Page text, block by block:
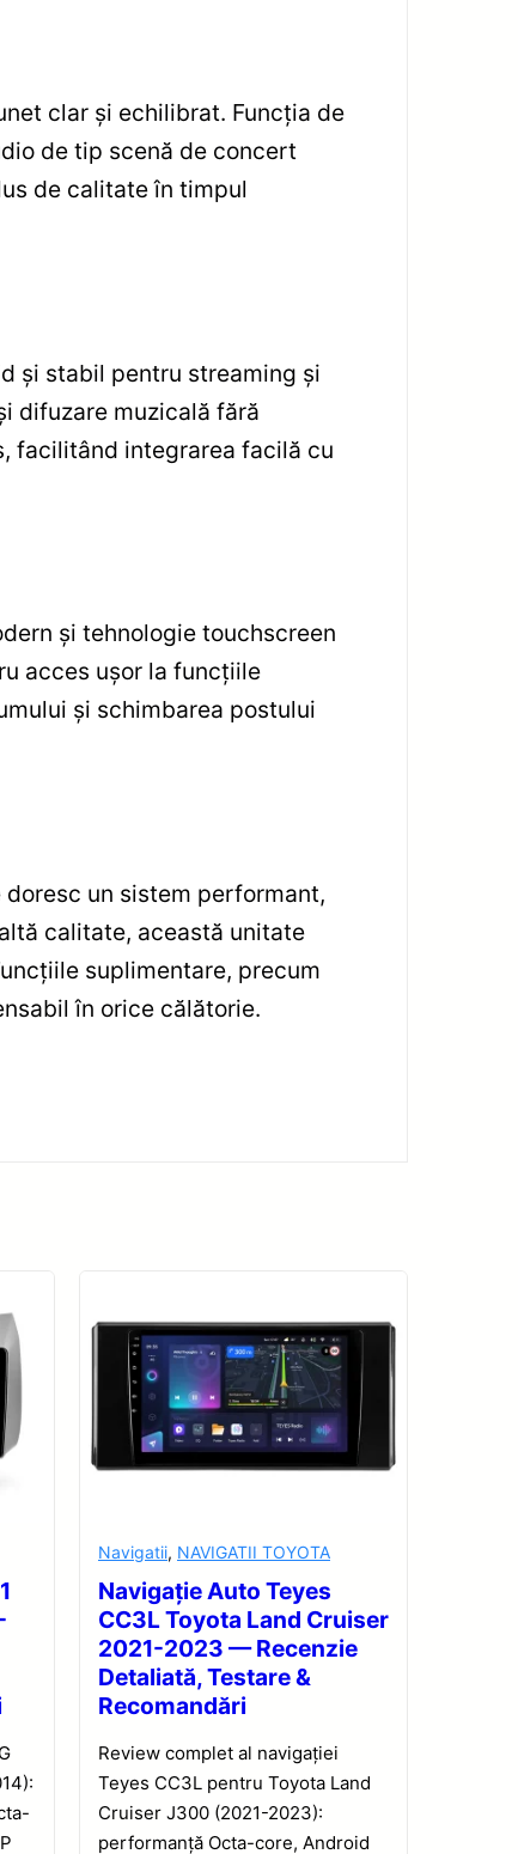
clar și echilibrat. Funcția de
de tip scenă de concert
de calitate în timpul
și stabil pentru streaming și
difuzare muzicală fără
facilitând integrarea facilă cu
și tehnologie touchscreen
acces ușor la funcțiile
și schimbarea postului
un sistem performant,
calitate, această unitate
suplimentare, precum
în orice călătorie.
Navigatii, NAVIGATII TOYOTA
Navigație Auto Teyes
CC3L Toyota Land Cruiser
2021-2023 — Recenzie
Detaliată, Testare &
Recomandări
Review complet al navigației
Teyes CC3L pentru Toyota Land
Cruiser J300 (2021-2023):
performanță Octa-core, Android